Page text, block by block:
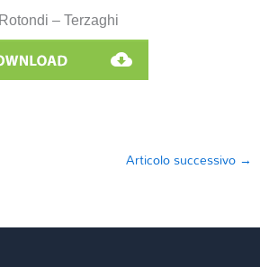
Rotondi – Terzaghi
Articolo successivo →